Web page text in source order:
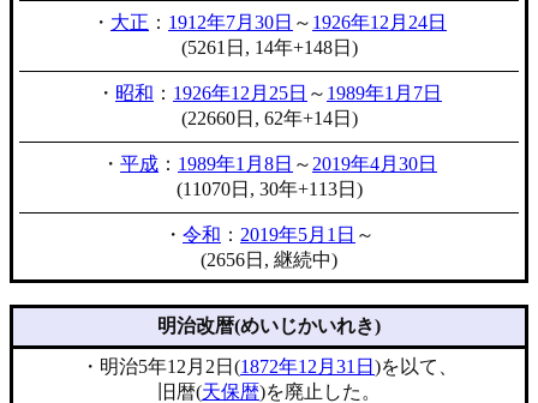
・ 大正 ： 1912年7月30日 ～ 1926年12月24日
(5261日, 14年+148日)
・ 昭和 ： 1926年12月25日 ～ 1989年1月7日
(22660日, 62年+14日)
・ 平成 ： 1989年1月8日 ～ 2019年4月30日
(11070日, 30年+113日)
・ 令和 ： 2019年5月1日 ～
(2656日, 継続中)
明治改暦(めいじかいれき)
・明治5年12月2日(1872年12月31日 )を以て、
旧暦(天保暦)を廃止した。